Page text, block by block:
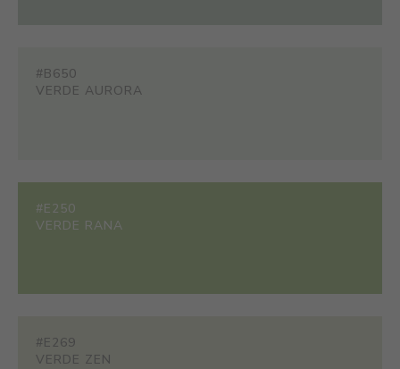
#B650
VERDE AURORA
#E250
VERDE RANA
#E269
VERDE ZEN